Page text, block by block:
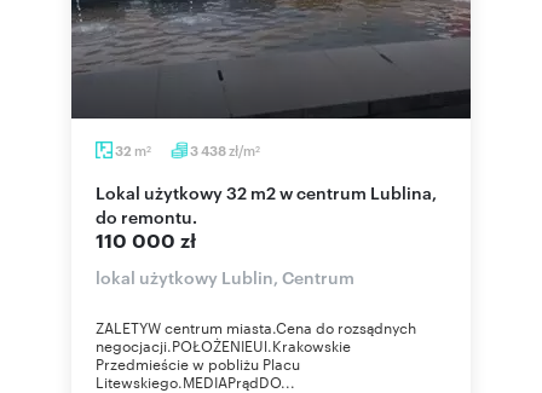
32 m2 3 438zł/m2
Lokal użytkowy 32 m2 w centrum Lublina,
do remontu.
110 000 zł
lokal użytkowy Lublin, Centrum
ZALETYW centrum miasta.Cena do rozsądnych
negocjacji.POŁOŻENIEUl.Krakowskie
Przedmieście w pobliżu Placu
Litewskiego.MEDIAPrądDO...